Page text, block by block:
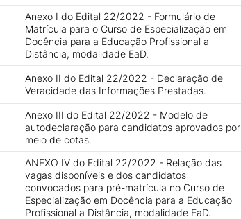
Anexo I do Edital 22/2022 - Formulário de
Matrícula para o Curso de Especialização em
Docência para a Educação Profissional a
Distância, modalidade EaD.
Anexo II do Edital 22/2022 - Declaração de
Veracidade das Informações Prestadas.
Anexo III do Edital 22/2022 - Modelo de
autodeclaração para candidatos aprovados por
meio de cotas.
ANEXO IV do Edital 22/2022 - Relação das
vagas disponíveis e dos candidatos
convocados para pré-matrícula no Curso de
Especialização em Docência para a Educação
Profissional a Distância, modalidade EaD.